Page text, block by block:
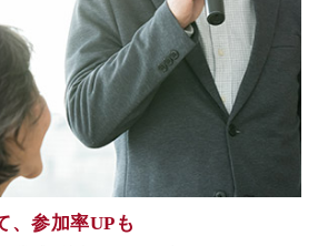
、参加率UPも